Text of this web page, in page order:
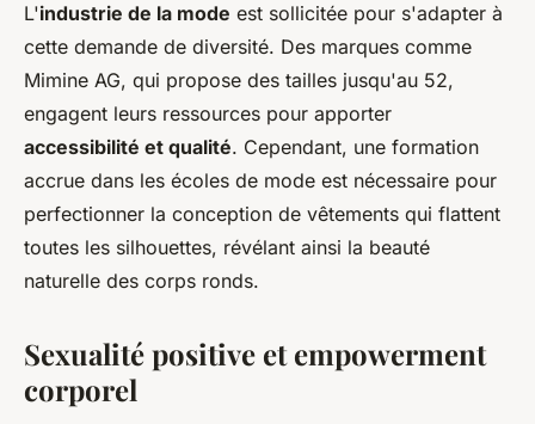
L'industrie de la mode est sollicitée pour s'adapter à
cette demande de diversité. Des marques comme
Mimine AG, qui propose des tailles jusqu'au 52,
engagent leurs ressources pour apporter
accessibilité et qualité. Cependant, une formation
accrue dans les écoles de mode est nécessaire pour
perfectionner la conception de vêtements qui flattent
toutes les silhouettes, révélant ainsi la beauté
naturelle des corps ronds.
Sexualité positive et empowerment
corporel